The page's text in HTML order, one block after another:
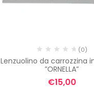
(0)
Lenzuolino da carrozzina
”ORNELLA”
€15,00